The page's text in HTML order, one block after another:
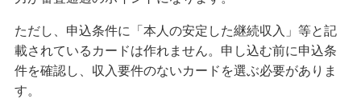
クレジットカードのステータスとは？保有する必
要性や役立つシーン、選び方を解説
ただし、申込条件に「本人の安定した継続収入」等と記
載されているカードは作れません。申し込む前に申込条
件を確認し、収入要件のないカードを選ぶ必要がありま
す。